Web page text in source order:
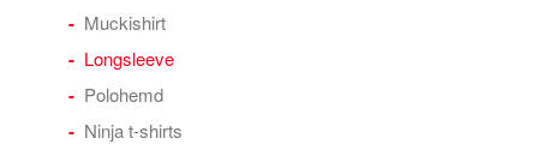
Muckishirt
Longsleeve
Polohemd
Ninja t-shirts